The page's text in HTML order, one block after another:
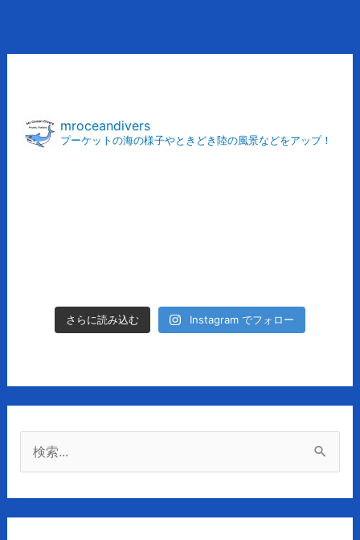
mroceandivers
プーケットの海の様子やときどき陸の風景などをアップ！
さらに読み込む Instagram でフォロー
カ
イ